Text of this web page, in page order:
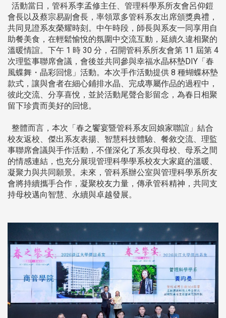
活動當日，管科系李孟修主任、管理科學系所友會呂仰鎧
會長以及蔡宗易副會長，率領眾多管科系友出席頒獎典禮，
共同見證系友榮耀時刻。中午時段，師長與系友一同享用自
助餐美食，在輕鬆愉悅的氛圍中交流互動，延續久違相聚的
溫暖情誼。下午 1 時 30 分，召開管科系所友會第 11 屆第 4
次理監事聯席會議，會後並共同參與幸福水晶杯墊DIY「春
風蝶舞・晶彩回憶」活動。本次手作活動提供 8 種蝴蝶杯墊
款式，讓與會者在細心鋪排水晶、完成專屬作品的過程中，
彼此交流、分享喜悅，並於活動尾聲合影留念，為春日相聚
留下珍貴而美好的回憶。
整體而言，本次「春之饗宴暨管科系友回娘家聯誼」結合
校友返校、傑出系友表揚、智慧科技體驗、餐敘交流、理監
事聯席會議與手作活動，不僅深化了系友與母校、母系之間
的情感連結，也充分展現管理科學學系校友大家庭的溫暖、
凝聚力與共同願景。未來，管科系辦公室與管理科學系所友
會將持續攜手合作，凝聚校友力量，傳承管科精神，共同支
持母校邁向智慧、永續與卓越發展。